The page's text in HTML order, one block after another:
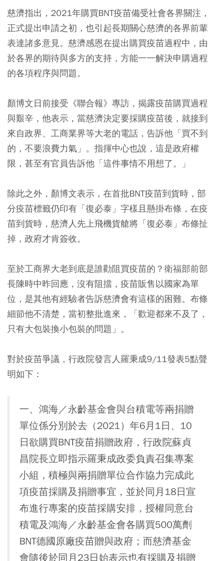
慈濟指出，2021年購買BNT疫苗備受社會各界關注，
正式提出申請之初，也引起長期關心慈濟的各界前輩
表達諸多意見。慈濟感恩在提出購買疫苗過程中，由
於各界的期待與多方的支持，方能一一解決申購過程
的各項程序與問題。
顏博文日前接受《聯合報》專訪，揭露疫苗購買過程
與艱辛，他表示，當慈濟決定要採購疫苗後，就接到
來自政界、工商業界等大老的電話，告訴他「買不到
的，不要浪費力氣」。指揮中心也說，這是政府權
限，甚至有官員告訴他「這件事情不用想了。」
除此之外，顏博文表示，在首批BNT疫苗到貨時，部
分疫苗標籤仍印有「復必泰」字樣且懸掛布條，在疫
苗到貨時，慈濟人先上飛機貨艙將「復必泰」布條扯
掉，政府才肯簽收。
至於工商界大老到底是誰勸阻買疫苗的？衛福部前部
長陳時中昨回應，沒有阻擋，疫苗販售以國家為單
位，是其他有經驗者告訴慈濟會有這樣的困難。布條
細節他不清楚，當初整批進來，「歡迎都來不及了，
只有大包裝換小包裝的問題」。
對於疫苗爭議，行政院發言人羅秉成9/11發表5點聲
明如下：
一、鴻海／永齡基金會與台積電等兩捐贈
單位係分別於去（2021）年6月1日、10
日欲購買BNT疫苗捐贈政府，行政院蘇貞
昌院長立即指示羅秉成政委負責召集專案
小組，積極與兩捐贈單位合作協力完成此
項疫苗採購及捐贈事宜，並於同月18日宣
布進行專案的疫苗採購安排，授權同意台
積電及鴻海／永齡基金會各購買500萬劑
BNT德國原廠疫苗贈與政府；而慈濟基金
會隨後於同月23日始表示也有採購及捐贈